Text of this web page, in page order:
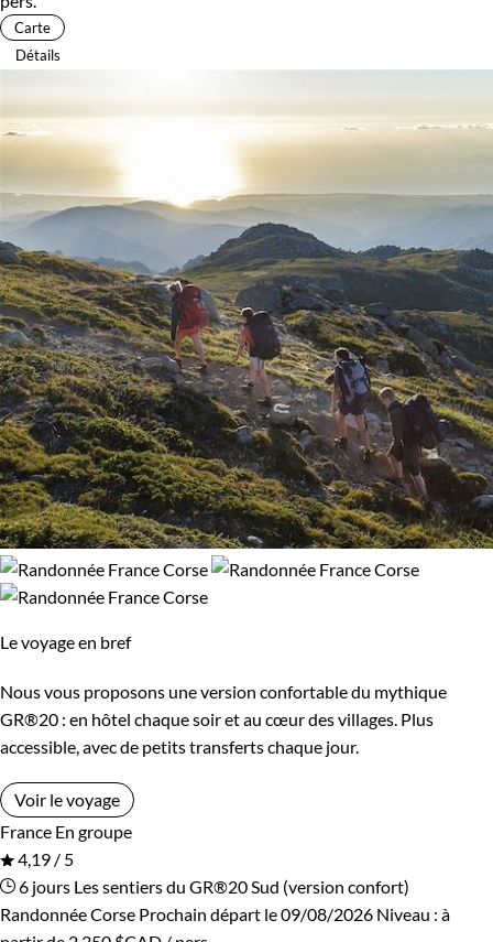
Carte
Détails
Le voyage en bref
Nous vous proposons une version confortable du mythique
GR®20 : en hôtel chaque soir et au cœur des villages. Plus
accessible, avec de petits transferts chaque jour.
Voir le voyage
France En groupe
4,19 / 5
6 jours Les sentiers du GR®20 Sud (version confort)
Randonnée Corse Prochain départ le 09/08/2026 Niveau : à